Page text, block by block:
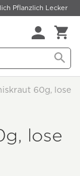
Pflanzlich Lecker
60g, lose
lose